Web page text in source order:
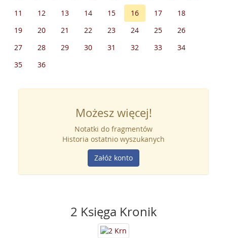
11
12 13 14 15 16 17
18
19
20 21 22 23 24 25
26
27
28 29 30 31 32 33
34
35
36
Możesz więcej!
Notatki do fragmentów
Historia ostatnio wyszukanych
Załóż konto
2 Księga Kronik